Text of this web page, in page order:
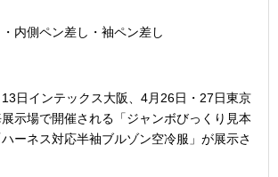
内側ペン差し・袖ペン差し
日インテックス大阪、4月26日・27日東京
示場で開催される「ジャンボびっくり見本
ーネス対応半袖ブルゾン空冷服」が展示さ